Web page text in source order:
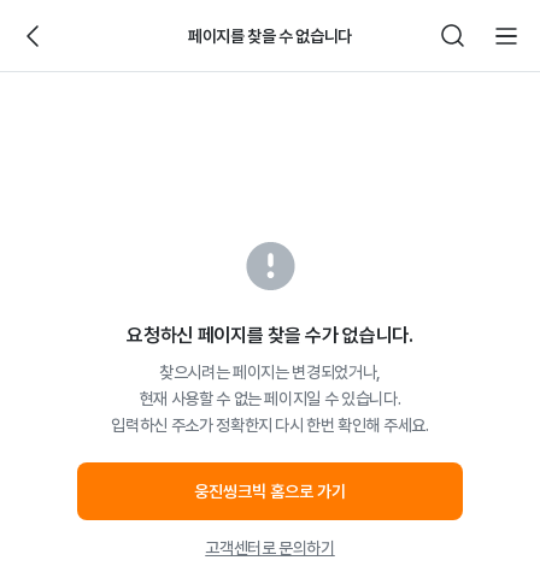
페이지를 찾을 수 없습니다
요청하신 페이지를 찾을 수가 없습니다.
찾으시려는 페이지는 변경되었거나,
현재 사용할 수 없는 페이지일 수 있습니다.
입력하신 주소가 정확한지 다시 한번 확인해 주세요.
웅진씽크빅 홈으로 가기
고객센터로 문의하기